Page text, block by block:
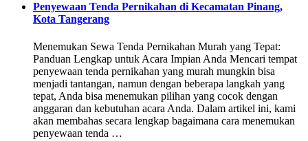
Penyewaan Tenda Pernikahan di Kecamatan Pinang,
Kota Tangerang
Menemukan Sewa Tenda Pernikahan Murah yang Tepat:
Panduan Lengkap untuk Acara Impian Anda Mencari tempat
penyewaan tenda pernikahan yang murah mungkin bisa
menjadi tantangan, namun dengan beberapa langkah yang
tepat, Anda bisa menemukan pilihan yang cocok dengan
anggaran dan kebutuhan acara Anda. Dalam artikel ini, kami
akan membahas secara lengkap bagaimana cara menemukan
penyewaan tenda …